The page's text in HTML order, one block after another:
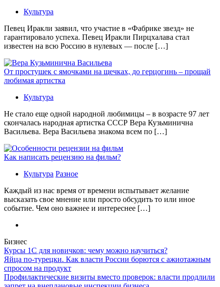
Культура
Певец Иракли заявил, что участие в «Фабрике звезд» не
гарантировало успеха. Певец Иракли Пирцхалава стал
известен на всю Россию в нулевых — после […]
От простушек с ямочками на щечках, до герцогинь – прощай
любимая артистка
Культура
Не стало еще одной народной любимицы – в возрасте 97 лет
скончалась народная артистка СССР Вера Кузьминична
Васильева. Вера Васильева знакома всем по […]
Как написать рецензию на фильм?
Культура Разное
Каждый из нас время от времени испытывает желание
высказать свое мнение или просто обсудить то или иное
событие. Чем оно важнее и интереснее […]
Бизнес
Курсы 1С для новичков: чему можно научиться?
Яйца по-турецки. Как власти России борются с ажиотажным
спросом на продукт
Профилактические визиты вместо проверок: власти продлили